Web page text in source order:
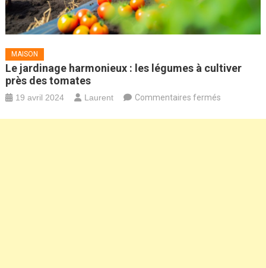
MAISON
Le jardinage harmonieux : les légumes à cultiver
près des tomates
19 avril 2024 Laurent Commentaires ferméssur